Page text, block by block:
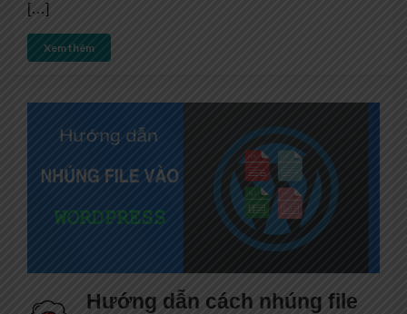
[…]
Xem thêm
Hướng dẫn cách nhúng file